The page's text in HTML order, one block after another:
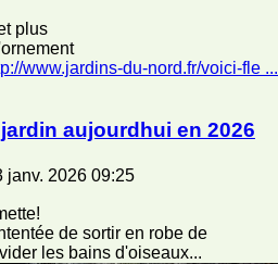
plus
www.jardins-du-nord.fr/voici-fle ...
aujourdhui en 2026
janv. 2026 09:25
de sortir en robe de
les bains d'oiseaux...